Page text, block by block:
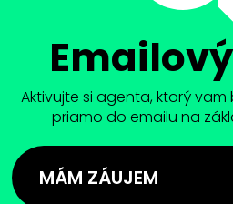
Aktivujte si agenta, ktorý
priamo do emailu na
MÁM ZÁUJEM